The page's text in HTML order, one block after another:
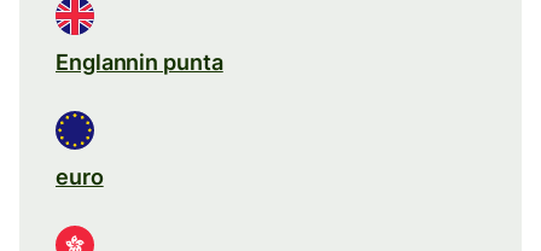
Englannin punta
euro